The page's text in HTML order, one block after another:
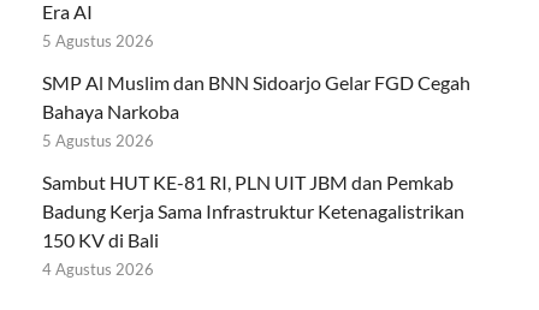
Era AI
5 Agustus 2026
SMP Al Muslim dan BNN Sidoarjo Gelar FGD Cegah
Bahaya Narkoba
5 Agustus 2026
Sambut HUT KE-81 RI, PLN UIT JBM dan Pemkab
Badung Kerja Sama Infrastruktur Ketenagalistrikan
150 KV di Bali
4 Agustus 2026